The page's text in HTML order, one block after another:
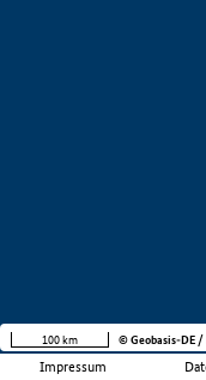
Impressum
100 km © Geobasis-DE /